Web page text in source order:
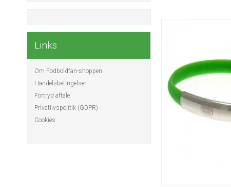
Links
Om Fodboldfan-shoppen
Handelsbetingelser
Fortryd aftale
Privatlivspolitik (GDPR)
Cookies